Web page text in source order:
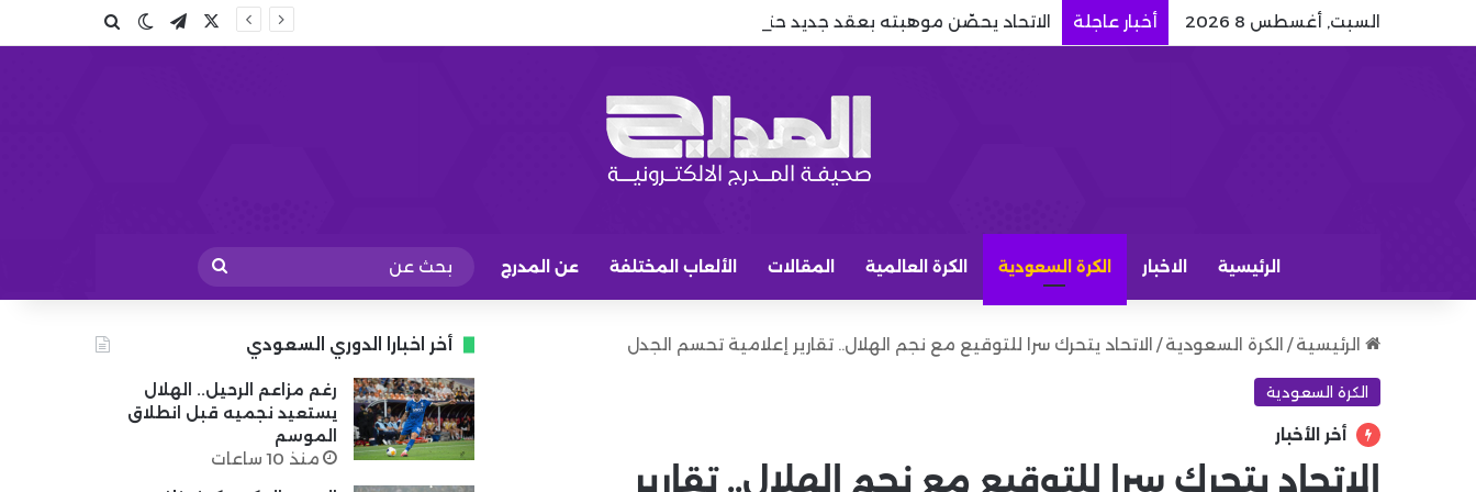
السبت, أغسطس 8 2026 أخبار عاجلة الاتحاد يحصّن موهبته بعقد جديد حتى 2029 تيلقرامالوضع المظلم
بحث عن
الرئيسية الاخبار الكرة السعودية الكرة العالمية المقالات الألعاب المختلفة عن المدرج
بحث
عن
الرئيسية / الكرة السعودية / الاتحاد يتحرك سرا للتوقيع مع نجم الهلال.. تقارير إعلامية تحسم الجدل
الكرة السعودية
أخر الأخبار
الاتحاد يتحرك سرا للتوقيع مع نجم الهلال.. تقارير
أخر اخبارا الدوري السعودي
رغم مزاعم الرحيل.. الهلال
يستعيد نجميه قبل انطلاق
الموسم
منذ 10 ساعات